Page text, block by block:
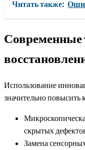
Читать также:
Современные
Использование
значительно повысить
скрытых
Замена